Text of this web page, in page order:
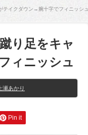
テイクダウン→腕十字でフィニッシュ
り足をキャ
ィニッシュ
上瀬あかり
Pin it